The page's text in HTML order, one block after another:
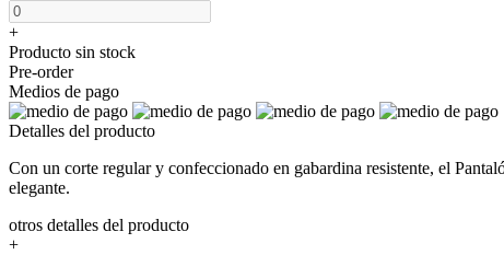
+
Producto sin stock
Pre-order
Medios de pago
Detalles del producto
Con un corte regular y confeccionado en gabardina resistente, el
elegante.
otros detalles del producto
+